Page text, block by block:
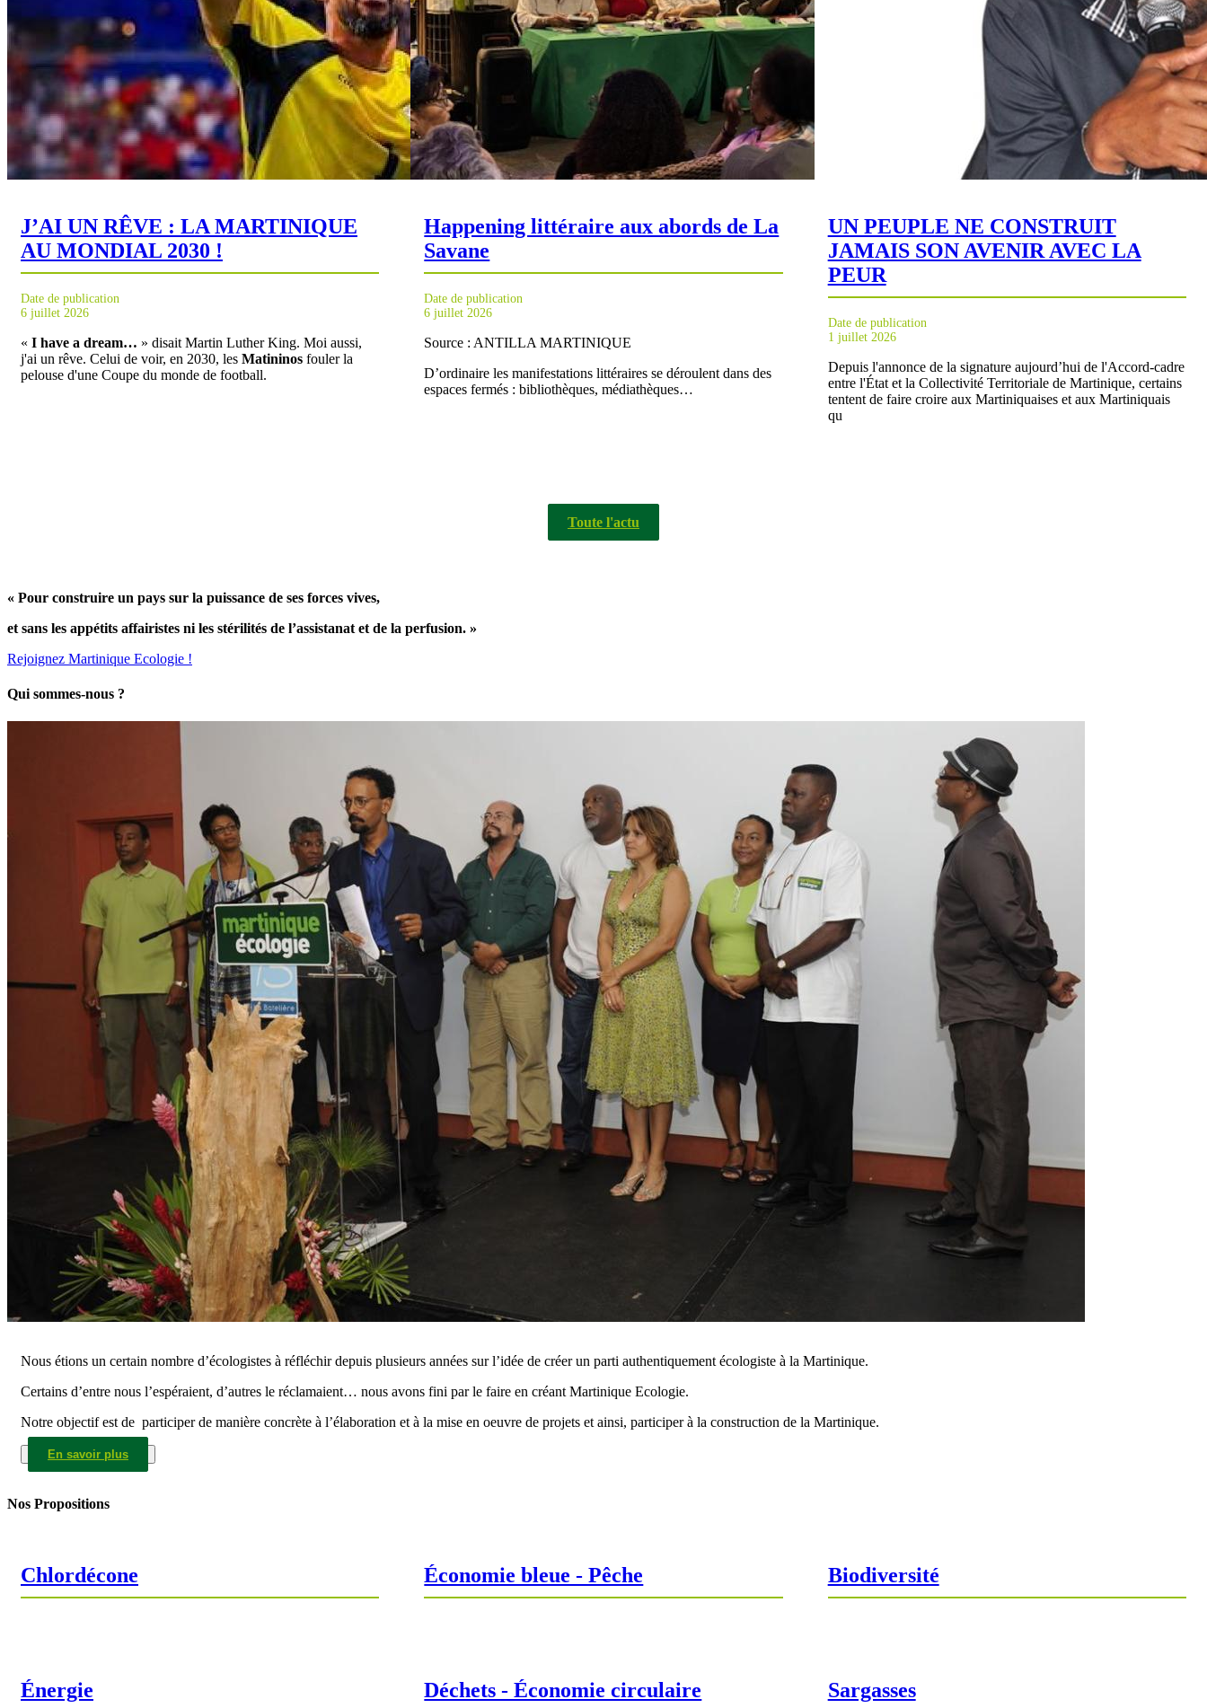
J’AI UN RÊVE : LA MARTINIQUE
AU MONDIAL 2030 !
Date de publication
6 juillet 2026
« I have a dream… » disait Martin Luther King. Moi aussi,
j'ai un rêve. Celui de voir, en 2030, les Matininos fouler la
pelouse d'une Coupe du monde de football.
Happening littéraire aux abords de La
Savane
Date de publication
6 juillet 2026
Source : ANTILLA MARTINIQUE
D’ordinaire les manifestations littéraires se déroulent dans des
espaces fermés : bibliothèques, médiathèques…
UN PEUPLE NE CONSTRUIT
JAMAIS SON AVENIR AVEC LA
PEUR
Date de publication
1 juillet 2026
Depuis l'annonce de la signature aujourd’hui de l'Accord-cadre
entre l'État et la Collectivité Territoriale de Martinique, certains
tentent de faire croire aux Martiniquaises et aux Martiniquais
qu
Toute l'actu
« Pour construire un pays sur la puissance de ses forces vives,
et sans les appétits affairistes ni les stérilités de l’assistanat et de la perfusion. »
Rejoignez Martinique Ecologie !
Qui sommes-nous ?
Nous étions un certain nombre d’écologistes à réfléchir depuis plusieurs années sur l’idée de créer un parti authentiquement écologiste à la Martinique.
Certains d’entre nous l’espéraient, d’autres le réclamaient… nous avons fini par le faire en créant Martinique Ecologie.
Notre objectif est de participer de manière concrète à l’élaboration et à la mise en oeuvre de projets et ainsi, participer à la construction de la Martinique.
En savoir plus
Nos Propositions
Chlordécone Économie bleue - Pêche Biodiversité
Énergie Déchets - Économie circulaire Sargasses